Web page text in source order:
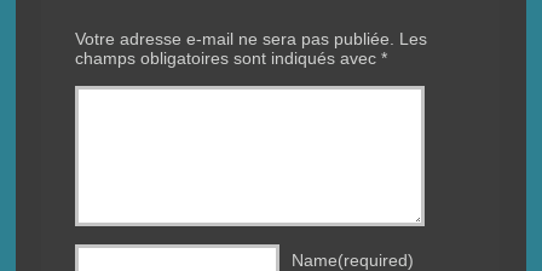
Votre adresse e-mail ne sera pas publiée.
Les
champs obligatoires sont indiqués avec *
Name(required)